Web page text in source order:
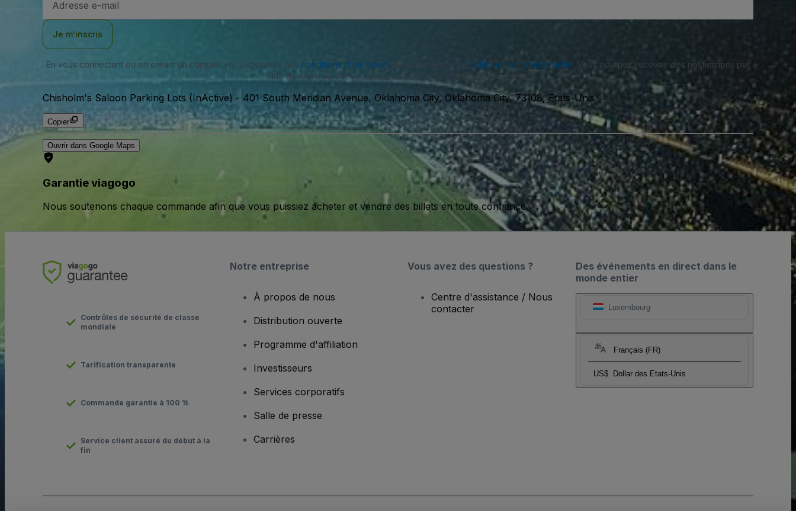
e-
Je m’inscris
En vous connectant ou en créant un compte, vous acceptez nos conditions d'utilisation politique de confidentialité . Vous pourriez recevoir des notifications par
SMS de notre part et vous pouvez vous désinscrire à tout moment.
Chisholm's Saloon Parking Lots (InActive) - 401 South Meridian Avenue, Oklahoma City, Oklahoma City, 73108, Etats-Unis
Copier
Ouvrir dans Google Maps
Garantie viagogo
Nous soutenons chaque commande afin que vous puissiez acheter et vendre des billets en toute confiance.
Des événements en direct dans le
monde entier
Luxembourg
Français (FR)
US$ Dollar des Etats-Unis
Contrôles de sécurité de classe
mondiale
Tarification transparente
Commande garantie à 100 %
Service client assuré du début à la
fin
Notre entreprise
À propos de nous
Distribution ouverte
Programme d'affiliation
Investisseurs
Services corporatifs
Salle de presse
Carrières
Vous avez des questions ?
Centre d'assistance / Nous
contacter